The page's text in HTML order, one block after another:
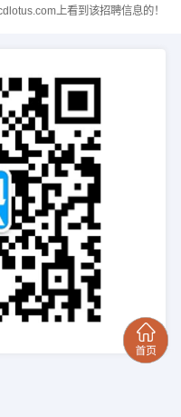
上看到该招聘信息的！